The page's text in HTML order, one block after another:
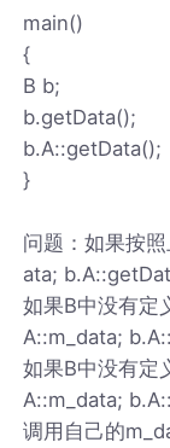
main()
{
B b;
b.getData();
b.A::getData();
}
问题：如果按
ata;
如果B中没有定
A::m_data;
如果B中没有定
A::m_data;
调用自己的